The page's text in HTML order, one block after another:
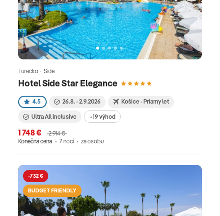
Hotel Side Star Elegance
Turecko · Side
4.5 26.8. - 2.9.2026 Košice - Priamy let
Ultra All Inclusive +19 výhod
1 748 €
2 914 €
Konečná cena
7 nocí za osobu
-732 €
BUDGET FRIENDLY